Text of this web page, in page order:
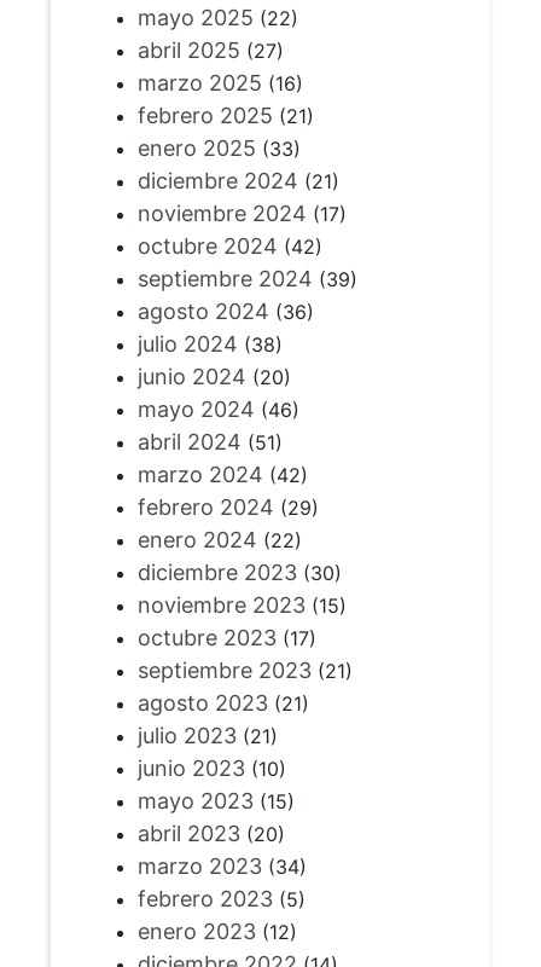
mayo 2025 (22)
abril 2025 (27)
marzo 2025 (16)
febrero 2025 (21)
enero 2025 (33)
diciembre 2024 (21)
noviembre 2024 (17)
octubre 2024 (42)
septiembre 2024 (39)
agosto 2024 (36)
julio 2024 (38)
junio 2024 (20)
mayo 2024 (46)
abril 2024 (51)
marzo 2024 (42)
febrero 2024 (29)
enero 2024 (22)
diciembre 2023(30)
noviembre 2023(15)
octubre 2023(17)
septiembre 2023(21)
agosto 2023(21)
julio 2023(21)
junio 2023(10)
mayo 2023(15)
abril 2023(20)
marzo 2023(34)
febrero 2023(5)
enero 2023(12)